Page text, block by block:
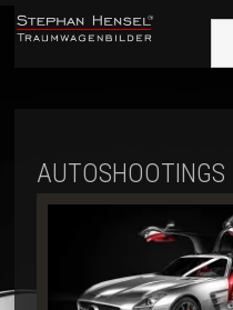
AUTOSHOOTINGS